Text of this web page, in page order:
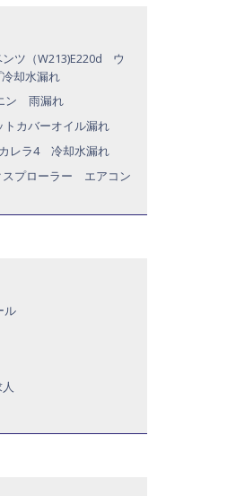
ンツ（W213)E220d ウ
却水漏れ
ン 雨漏れ
トカバーオイル漏れ
レラ4 冷却水漏れ
スプローラー エアコン
ル